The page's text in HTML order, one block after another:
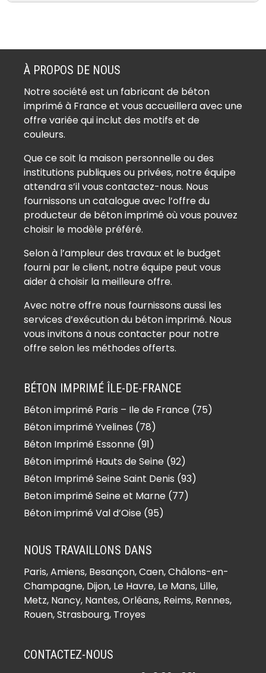
Béton imprimé Aubervilliers (93300)
Béton imprimé Aulnay-sous-Bois
(93600)
Béton imprimé Bagnolet (93170)
Béton imprimé Bobigny (93000)
Béton imprimé Bondy (93140)
(93390)
Béton imprimé Coubron (93470)
Béton imprimé Drancy (93700)
Béton imprimé Dugny (93440)
Béton imprimé Épinay-sur-Seine
(93800)
Béton imprimé Gagny (93220)
Béton imprimé Gournay-sur-Marne
Béton imprimé L’Île-Saint-Denis
(93450)
Béton imprimé Le Blanc-Mesnil
(93150)
Béton imprimé Le Bourget (93350)
Béton imprimé Le Pré-Saint-Gervais
(93310)
Béton imprimé Le Raincy (93340)
Béton imprimé Les Lilas (93260)
Béton imprimé Les Pavillons-sous-
Béton imprimé Livry-Gargan
(93190)
Béton imprimé Montfermeil (93370)
Béton imprimé Montreuil (93100)
Béton imprimé Neuilly-Plaisance
(93330)
À PROPOS DE NOUS
Notre société est un fabricant de béton
imprimé à France et vous accueillera avec une
offre variée qui inclut des motifs et de
couleurs.
Que ce soit la maison personnelle ou des
institutions publiques ou privées, notre équipe
attendra s’il vous contactez-nous. Nous
fournissons un catalogue avec l’offre du
producteur de béton imprimé où vous pouvez
choisir le modèle préféré.
Selon à l’ampleur des travaux et le budget
fourni par le client, notre équipe peut vous
aider à choisir la meilleure offre.
Avec notre offre nous fournissons aussi les
services d’exécution du béton imprimé. Nous
vous invitons à nous contacter pour notre
offre selon les méthodes offerts.
BÉTON IMPRIMÉ ÎLE-DE-FRANCE
Béton imprimé Paris – Ile de France (75)
Béton imprimé Yvelines (78)
Béton Imprimé Essonne (91)
Béton imprimé Hauts de Seine (92)
Béton Imprimé Seine Saint Denis (93)
Beton imprimé Seine et Marne (77)
Béton imprimé Val d’Oise (95)
NOUS TRAVAILLONS DANS
Paris,Amiens, Besançon, Caen, Châlons-en-
Champagne, Dijon, Le Havre, Le Mans, Lille,
Metz, Nancy, Nantes, Orléans, Reims, Rennes,
Rouen, Strasbourg, Troyes
CONTACTEZ-NOUS